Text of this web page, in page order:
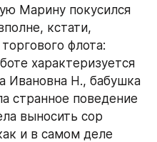
Марину покусился
кстати,
флота:
характеризуется
Ивановна Н., бабушка
странное поведение
выносить сор
и в самом деле